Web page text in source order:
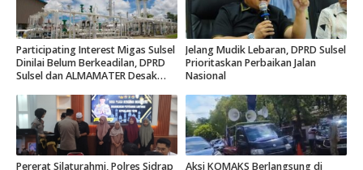
Participating Interest Migas Sulsel
Dinilai Belum Berkeadilan, DPRD
Sulsel dan ALMAMATER Desak
Jelang Mudik Lebaran, DPRD Sulsel
Prioritaskan Perbaikan Jalan
Nasional
Pererat Silaturahmi, Polres Sidrap
Aksi KOMAKS Berlangsung di